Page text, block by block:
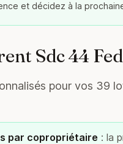
et décidez à la
Sdc 44
pour vos 39
par copropriétaire : la